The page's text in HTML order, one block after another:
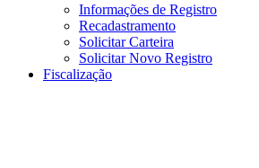
Informações de Registro
Recadastramento
Solicitar Carteira
Solicitar Novo Registro
Fiscalização